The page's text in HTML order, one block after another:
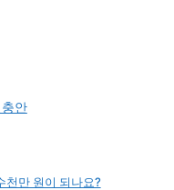
안
천만 원이 되나요?